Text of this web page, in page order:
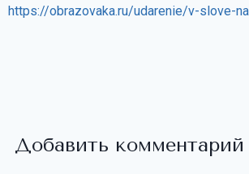
https://obrazovaka.ru/udarenie/v-slove-
Добавить комментарий